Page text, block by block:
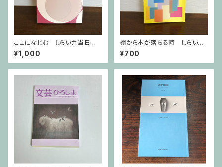
ここになじむ しらい弁当日記2
024年4月〜9月
¥1,000
棚から本が落ちる時 しらい弁
当日記
¥700